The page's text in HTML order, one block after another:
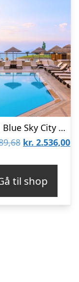
Hotel Blue Sky City Beach – Voksenhotel 18+
Den
var:
kr. 2.689,68.
kr. 2.536,00
til shop